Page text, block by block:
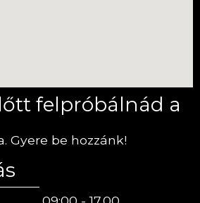
felpróbálnád a
Gyere be hozzánk!